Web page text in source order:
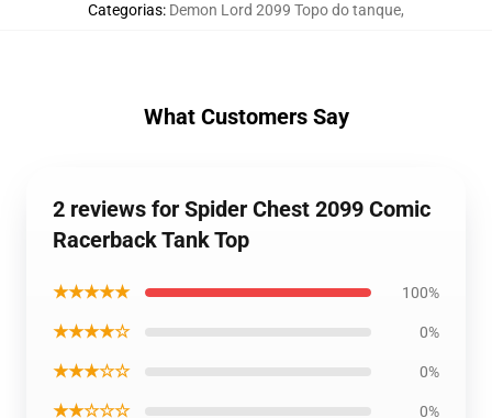
Categorias: Demon Lord 2099 Topo do tanque,
What Customers Say
2 reviews for Spider Chest 2099 Comic
Racerback Tank Top
★★★★★ 100%
★★★★☆ 0%
★★★☆☆ 0%
★★☆☆☆ 0%